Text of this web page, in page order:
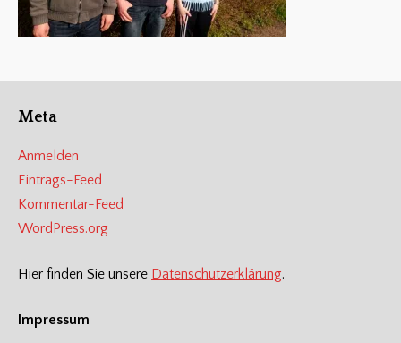
Meta
Anmelden
Eintrags-Feed
Kommentar-Feed
WordPress.org
Hier finden Sie unsere Datenschutzerklärung.
Impressum